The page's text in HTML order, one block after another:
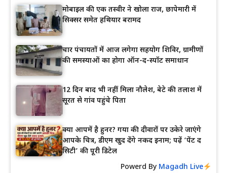
मोबाइल की एक तस्वीर ने खोला राज, छापेमारी में
सिक्सर समेत हथियार बरामद
चार पंचायतों में आज लगेगा सहयोग शिविर, ग्रामीणों
की समस्याओं का होगा ऑन-द-स्पॉट समाधान
12 दिन बाद भी नहीं मिला नौलेश, बेटे की तलाश में
सूरत से गांव पहुंचे पिता
क्या आपमें है हुनर? गया की दीवारों पर उकेरे जाएंगे
आपके चित्र, डीएम खुद देंगे नकद इनाम; पढ़ें ‘पेंट द
सिटी’ की पूरी डिटेल
Powerd By Magadh Live